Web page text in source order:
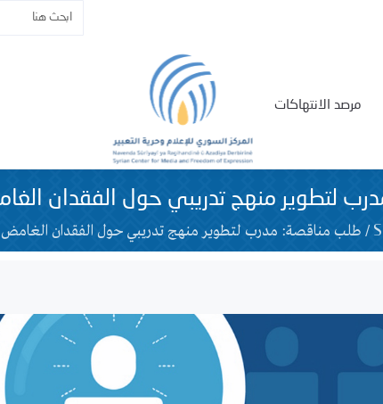
مرصد الانتهاكات
لتطوير منهج تدريبي حول الفقدان
/ طلب مناقصة: مدرب لتطوير منهج تدريبي حول الفقدان الغامض